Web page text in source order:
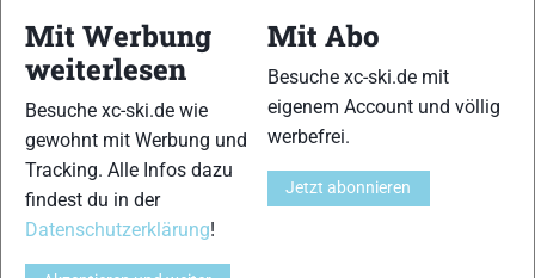
19 20
Mit Werbung
weiterlesen
Besuche xc-ski.de wie
gewohnt mit Werbung und
Tracking. Alle Infos dazu
findest du in der
Datenschutzerklärung!
Mit Abo
Besuche xc-ski.de mit
eigenem Account und völlig
werbefrei.
Jetzt abonnieren